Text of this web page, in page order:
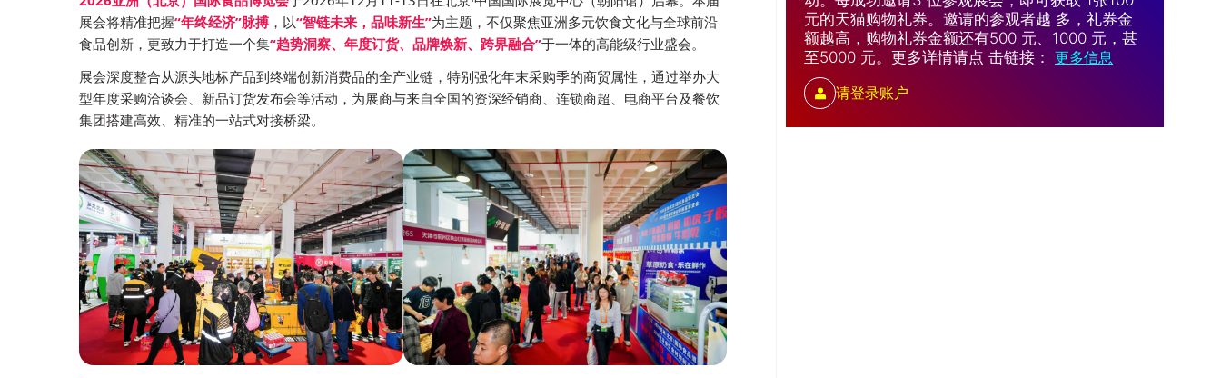
展会将精准把握“年终经济”脉搏，以“智链未来，品味新生”为主题，不仅聚焦亚洲多元饮食文化与全球前沿
食品创新，更致力于打造一个集“趋势洞察、年度订货、品牌焕新、跨界融合”于一体的高能级行业盛会。
展会深度整合从源头地标产品到终端创新消费品的全产业链，特别强化年末采购季的商贸属性，通过举办大
型年度采购洽谈会、新品订货发布会等活动，为展商与来自全国的资深经销商、连锁商超、电商平台及餐饮
集团搭建高效、精准的一站式对接桥梁。
元的天猫购物礼券。邀请的参观者越 多，礼券金
额越高，购物礼券金额还有500 元、1000 元，甚
至5000 元。更多详情请点 击链接： 更多信息
请登录账户